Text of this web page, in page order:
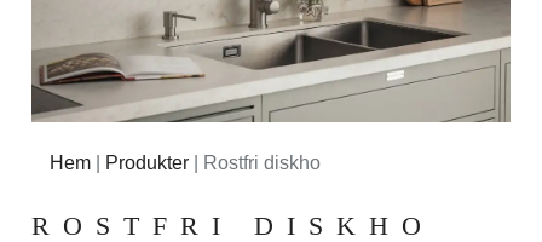
Hem Produkter Rostfri diskho
ROSTFRI DISKHO